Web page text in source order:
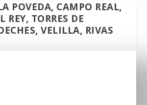
POVEDA, CAMPO REAL,
REY, TORRES DE
VELILLA, RIVAS